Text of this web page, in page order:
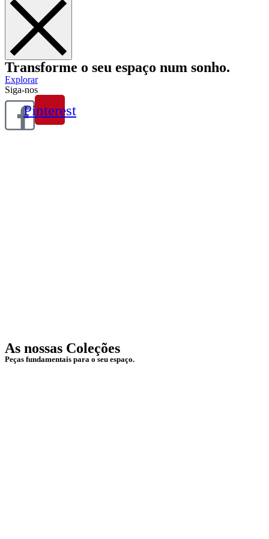
Transforme o seu espaço num sonho.
Explorar
Siga-nos
Pinterest
As nossas Coleções
Peças fundamentais para o seu espaço.